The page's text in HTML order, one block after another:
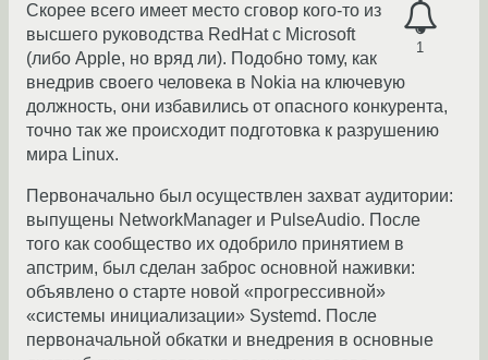
1
Скорее всего имеет место сговор кого-то из
высшего руководства RedHat с Microsoft
(либо Apple, но вряд ли). Подобно тому, как
внедрив своего человека в Nokia на ключевую
должность, они избавились от опасного конкурента,
точно так же происходит подготовка к разрушению
мира Linux.
Первоначально был осуществлен захват аудитории:
выпущены NetworkManager и PulseAudio. После
того как сообщество их одобрило принятием в
апстрим, был сделан заброс основной наживки:
объявлено о старте новой «прогрессивной»
«системы инициализации» Systemd. После
первоначальной обкатки и внедрения в основные